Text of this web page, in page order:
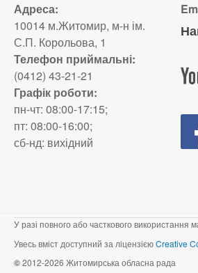
Адреса:
10014 м.Житомир, м-н ім.
С.П. Корольова, 1
Телефон приймальні:
(0412) 43-21-21
Графік роботи:
пн-чт: 08:00-17:15;
пт: 08:00-16:00;
сб-нд: вихідний
У разі повного або часткового використання
Увесь вміст доступний за ліцензієюCreative
©2012-2026 Житомирська обласна рада